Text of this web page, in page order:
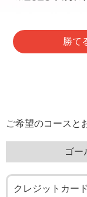
勝て
ご希望のコースと
ゴー
クレジットカー